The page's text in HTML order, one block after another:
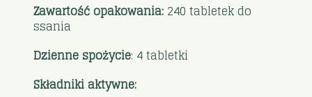
Zawartość opakowania: 240 tabletek do
ssania
Dzienne spożycie: 4 tabletki
Składniki aktywne: